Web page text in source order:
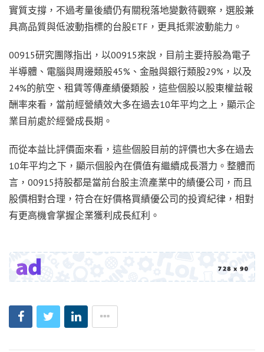
實質支撐，不過考量後續仍有關稅落地變數待觀察，選股兼
具高品質與低波動指標的台股ETF，更具抵禦波動能力。
00915研究團隊指出，以00915來說，目前主要持股為電子
半導體、電腦與周邊類股45%、金融與銀行類股29%，以及
24%的航空、租賃等傳產績優類股，這些個股以股東權益報
酬率來看，當前經營績效大多在過去10年平均之上，顯示企
業目前處於經營成長期。
而從本益比評價面來看，這些個股目前的評價也大多在過去
10年平均之下，顯示個股內在價值有繼續成長潛力。整體而
言，00915持股都是當前台股主流產業中的績優公司，而且
股價相對合理，符合在好價格買績優公司的投資紀律，相對
有更高機會掌握企業獲利成長紅利。